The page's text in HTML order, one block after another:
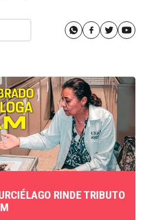
RINDE TRIBUTO